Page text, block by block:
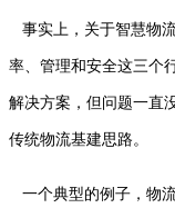
事实上，关于智慧物
率、管理和安全这三个
解决方案，但问题一直
传统物流基建思路。
一个典型的例子，物